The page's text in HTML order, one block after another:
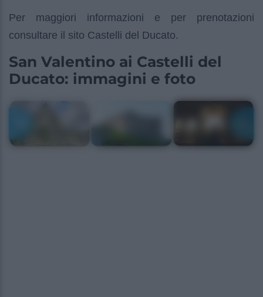
Per maggiori informazioni e per prenotazioni
consultare il sito Castelli del Ducato.
San Valentino ai Castelli del
Ducato: immagini e foto